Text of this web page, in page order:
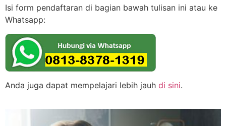
Isi form pendaftaran di bagian bawah tulisan ini atau ke
Whatsapp:
Anda juga dapat mempelajari lebih jauh di sini.